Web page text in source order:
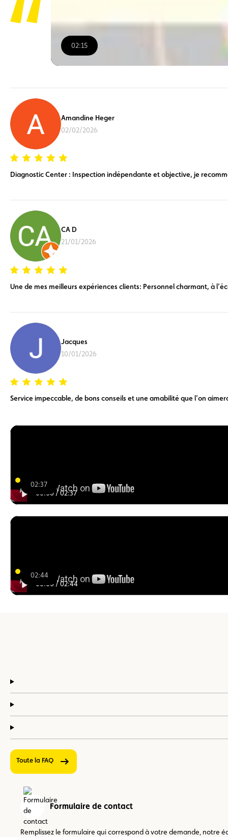
02:15
00:00/
Amandine Heger
02/02/2026
Diagnostic Center : Inspection indépendante et objective, je
CA D
21/01/2026
Une de mes meilleurs expériences clients: Personnel charmant, à
Jacques
10/01/2026
Service impeccable, de bons conseils et une amabilité que l’on
02:37
00:00 /02:37
02:44
00:00 /02:44
Toute la FAQ
Formulaire de contact
Remplissez le formulaire qui correspond à votre demande, notre